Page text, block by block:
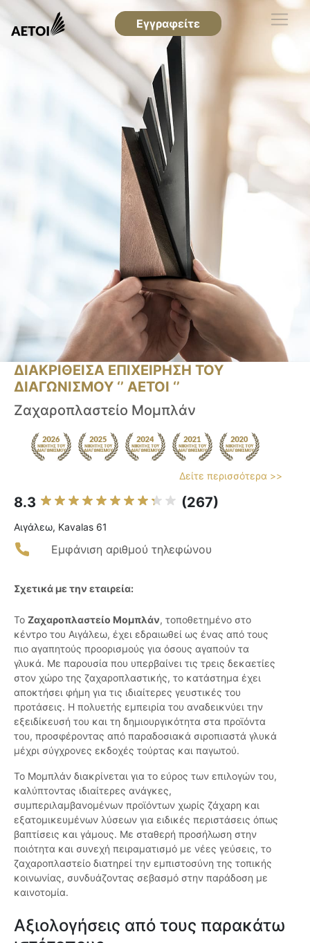
Εγγραφείτε
ΔΙΑΚΡΙΘΕΙΣΑ ΕΠΙΧΕΙΡΗΣΗ ΤΟΥ
ΔΙΑΓΩΝΙΣΜΟΥ ‘’ ΑΕΤΟΙ ‘’
Ζαχαροπλαστείο Μομπλάν
Δείτε περισσότερα >>
8.3 (267)
Αιγάλεω, Kavalas 61
Εμφάνιση αριθμού τηλεφώνου
Σχετικά με την εταιρεία:
Το Ζαχαροπλαστείο Μομπλάν, τοποθετημένο στο
κέντρο του Αιγάλεω, έχει εδραιωθεί ως ένας από τους
πιο αγαπητούς προορισμούς για όσους αγαπούν τα
γλυκά. Με παρουσία που υπερβαίνει τις τρεις δεκαετίες
στον χώρο της ζαχαροπλαστικής, το κατάστημα έχει
αποκτήσει φήμη για τις ιδιαίτερες γευστικές του
προτάσεις. Η πολυετής εμπειρία του αναδεικνύει την
εξειδίκευσή του και τη δημιουργικότητα στα προϊόντα
του, προσφέροντας από παραδοσιακά σιροπιαστά γλυκά
μέχρι σύγχρονες εκδοχές τούρτας και παγωτού.
Το Μομπλάν διακρίνεται για το εύρος των επιλογών του,
καλύπτοντας ιδιαίτερες ανάγκες,
συμπεριλαμβανομένων προϊόντων χωρίς ζάχαρη και
εξατομικευμένων λύσεων για ειδικές περιστάσεις όπως
βαπτίσεις και γάμους. Με σταθερή προσήλωση στην
ποιότητα και συνεχή πειραματισμό με νέες γεύσεις, το
ζαχαροπλαστείο διατηρεί την εμπιστοσύνη της τοπικής
κοινωνίας, συνδυάζοντας σεβασμό στην παράδοση με
καινοτομία.
Αξιολογήσεις από τους παρακάτω